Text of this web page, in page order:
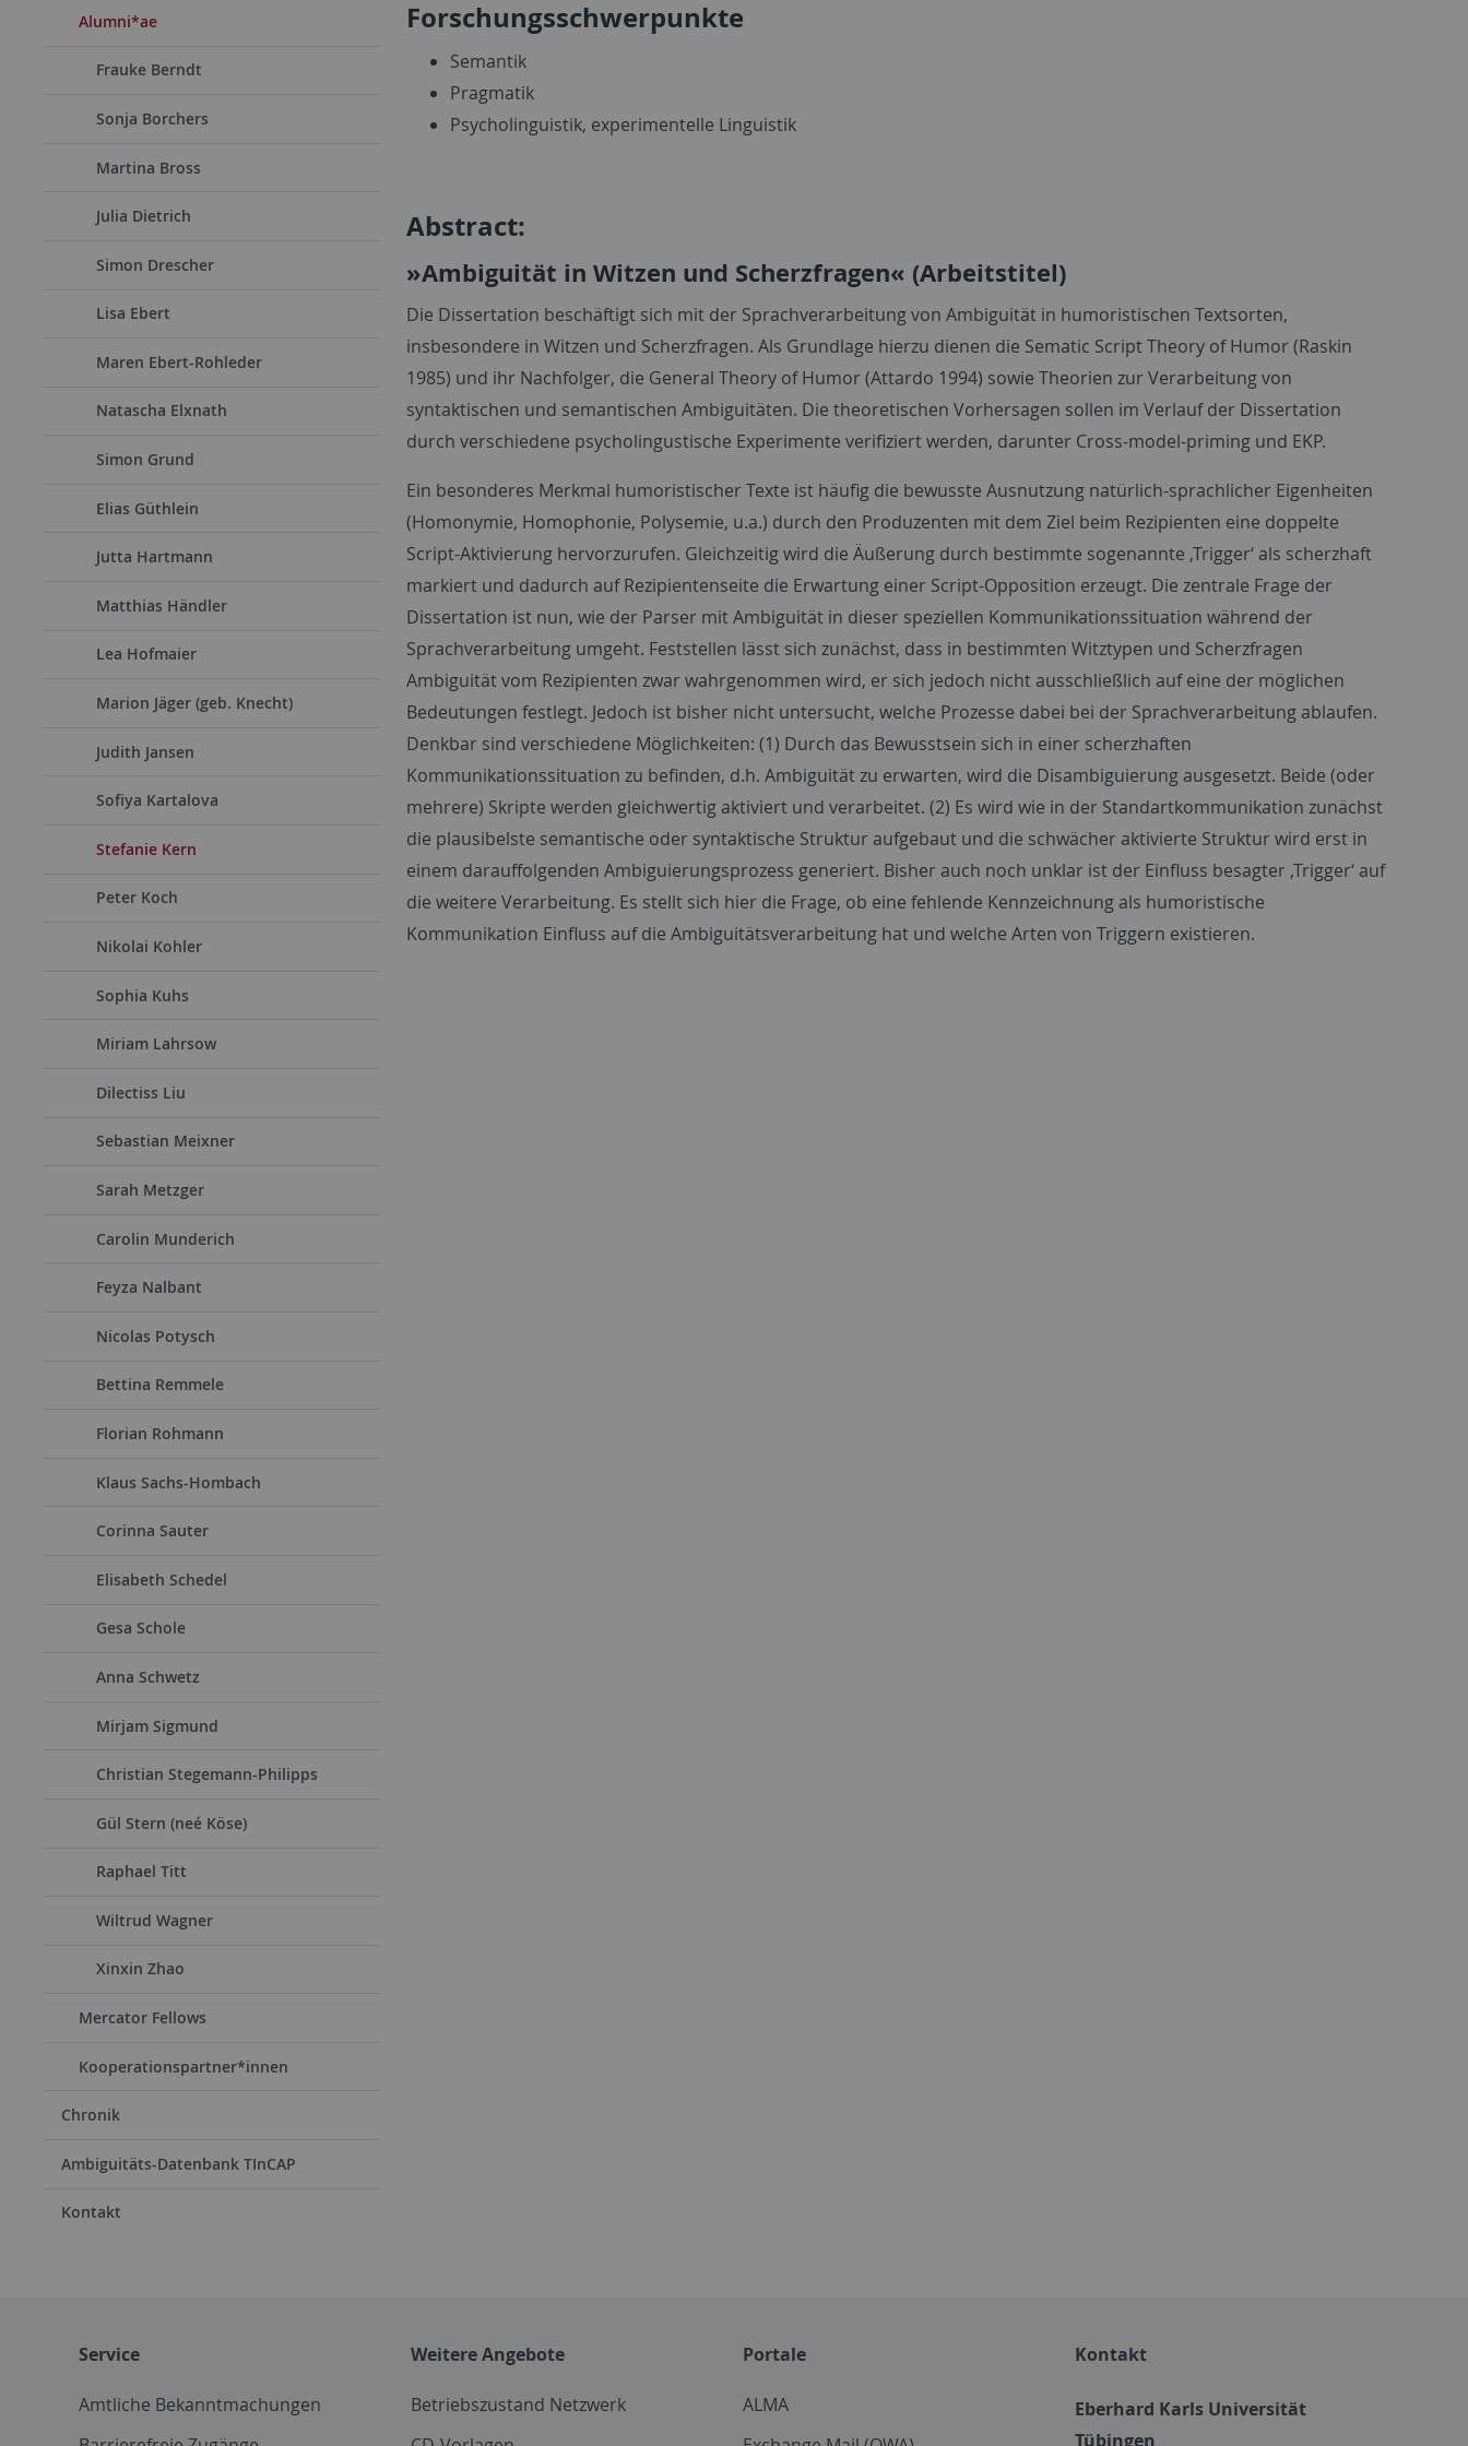
Alumni*ae
Frauke Berndt
Sonja Borchers
Martina Bross
Julia Dietrich
Simon Drescher
Lisa Ebert
Maren Ebert-Rohleder
Natascha Elxnath
Simon Grund
Elias Güthlein
Jutta Hartmann
Matthias Händler
Lea Hofmaier
Marion Jäger (geb. Knecht)
Judith Jansen
Sofiya Kartalova
Stefanie Kern
Peter Koch
Nikolai Kohler
Sophia Kuhs
Miriam Lahrsow
Dilectiss Liu
Sebastian Meixner
Sarah Metzger
Carolin Munderich
Feyza Nalbant
Nicolas Potysch
Bettina Remmele
Florian Rohmann
Klaus Sachs-Hombach
Corinna Sauter
Elisabeth Schedel
Gesa Schole
Anna Schwetz
Mirjam Sigmund
Christian Stegemann-Philipps
Gül Stern (neé Köse)
Raphael Titt
Wiltrud Wagner
Xinxin Zhao
Mercator Fellows
Kooperationspartner*innen
Chronik
Ambiguitäts-Datenbank TInCAP
Kontakt
Forschungsschwerpunkte
Semantik
Pragmatik
Psycholinguistik, experimentelle Linguistik
Abstract:
»Ambiguität in Witzen und Scherzfragen« (Arbeitstitel)
Die Dissertation beschäftigt sich mit der Sprachverarbeitung von Ambiguität in humoristischen Textsorten,
insbesondere in Witzen und Scherzfragen. Als Grundlage hierzu dienen die Sematic Script Theory of Humor (Raskin
1985) und ihr Nachfolger, die General Theory of Humor (Attardo 1994) sowie Theorien zur Verarbeitung von
syntaktischen und semantischen Ambiguitäten. Die theoretischen Vorhersagen sollen im Verlauf der Dissertation
durch verschiedene psycholingustische Experimente verifiziert werden, darunter Cross-model-priming und EKP.
Ein besonderes Merkmal humoristischer Texte ist häufig die bewusste Ausnutzung natürlich-sprachlicher Eigenheiten
(Homonymie, Homophonie, Polysemie, u.a.) durch den Produzenten mit dem Ziel beim Rezipienten eine doppelte
Script-Aktivierung hervorzurufen. Gleichzeitig wird die Äußerung durch bestimmte sogenannte ‚Trigger‘ als scherzhaft
markiert und dadurch auf Rezipientenseite die Erwartung einer Script-Opposition erzeugt. Die zentrale Frage der
Dissertation ist nun, wie der Parser mit Ambiguität in dieser speziellen Kommunikationssituation während der
Sprachverarbeitung umgeht. Feststellen lässt sich zunächst, dass in bestimmten Witztypen und Scherzfragen
Ambiguität vom Rezipienten zwar wahrgenommen wird, er sich jedoch nicht ausschließlich auf eine der möglichen
Bedeutungen festlegt. Jedoch ist bisher nicht untersucht, welche Prozesse dabei bei der Sprachverarbeitung ablaufen.
Denkbar sind verschiedene Möglichkeiten: (1) Durch das Bewusstsein sich in einer scherzhaften
Kommunikationssituation zu befinden, d.h. Ambiguität zu erwarten, wird die Disambiguierung ausgesetzt. Beide (oder
mehrere) Skripte werden gleichwertig aktiviert und verarbeitet. (2) Es wird wie in der Standartkommunikation zunächst
die plausibelste semantische oder syntaktische Struktur aufgebaut und die schwächer aktivierte Struktur wird erst in
einem darauffolgenden Ambiguierungsprozess generiert. Bisher auch noch unklar ist der Einfluss besagter ‚Trigger‘ auf
die weitere Verarbeitung. Es stellt sich hier die Frage, ob eine fehlende Kennzeichnung als humoristische
Kommunikation Einfluss auf die Ambiguitätsverarbeitung hat und welche Arten von Triggern existieren.
Service
Amtliche Bekanntmachungen
Weitere Angebote
Betriebszustand Netzwerk
Portale
ALMA
Kontakt
Eberhard Karls Universität
Tübingen